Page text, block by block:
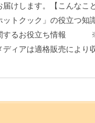
届けします。【こんなこ
ットクック」の役立つ
関するお役立ち情報
ィアは適格販売により